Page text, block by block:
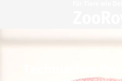
Technisches